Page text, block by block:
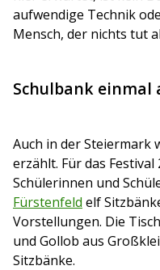
aufwendige Technik
Mensch, der nichts tut
Schulbank einmal
Auch in der Steiermark
erzählt. Für das
Schülerinnen und
Fürstenfeld elf
Vorstellungen. Die
und Gollob aus
Sitzbänke.